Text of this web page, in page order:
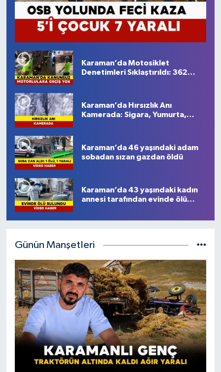
Karaman’da Motosiklet
Denetimleri Sıklaştırıldı: 362
Karaman’da Hırsızlık Anı
Kamerada: Sigara, Yumurta,
Karaman’da 46 yaşındaki adam
sobadan sızan gazdan öldü
Karaman’da 43 yaşındaki kadın
annesi tarafından evinde ölü
Günün Manşetleri